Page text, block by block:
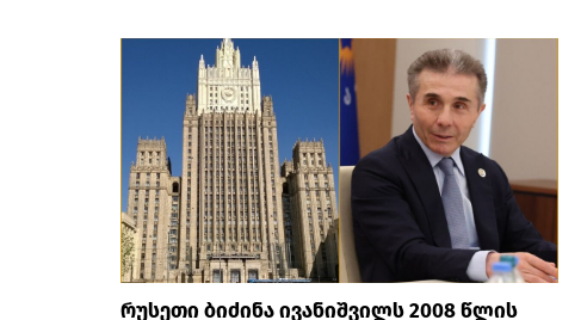
რუსეთი ბიძინა ივანიშვილს 2008 წლის